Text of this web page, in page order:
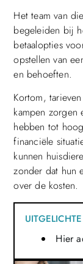
Het team van
begeleiden bij
betaalopties
opstellen van
en behoeften.
Kortom,
kampen zorgen
hebben tot
financiële
kunnen
zonder dat hun
over de kosten.
Hier